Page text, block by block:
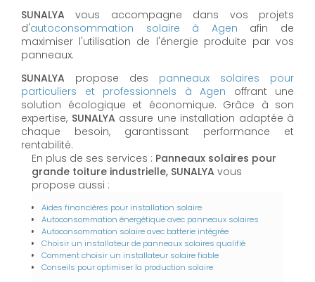
SUNALYA vous accompagne dans vos projets
d'autoconsommation solaire à Agen afin de
maximiser l'utilisation de l'énergie produite par vos
panneaux.
SUNALYA propose des panneaux solaires pour
particuliers et professionnels à Agen offrant une
solution écologique et économique. Grâce à son
expertise, SUNALYA assure une installation adaptée à
chaque besoin, garantissant performance et
rentabilité.
En plus de ses services : Panneaux solaires pour
grande toiture industrielle, SUNALYA vous
propose aussi :
Aides financières pour installation solaire
Autoconsommation énergétique avec panneaux solaires
Autoconsommation solaire avec batterie intégrée
Choisir un installateur de panneaux solaires qualifié
Comment choisir un installateur solaire fiable
Conseils pour optimiser la production solaire